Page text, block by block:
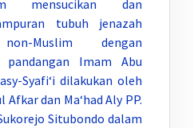
mensucikan dan
tubuh jenazah
Muslim dengan
pandangan Imam Abu
Syafi‘i dilakukan oleh
dan Ma‘had Aly PP.
Situbondo dalam